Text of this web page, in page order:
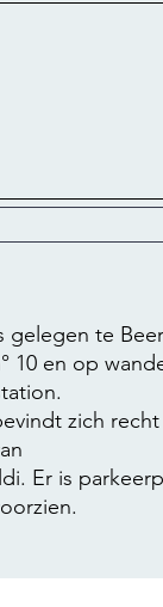
gelegen te
10 en op
zich
Er is